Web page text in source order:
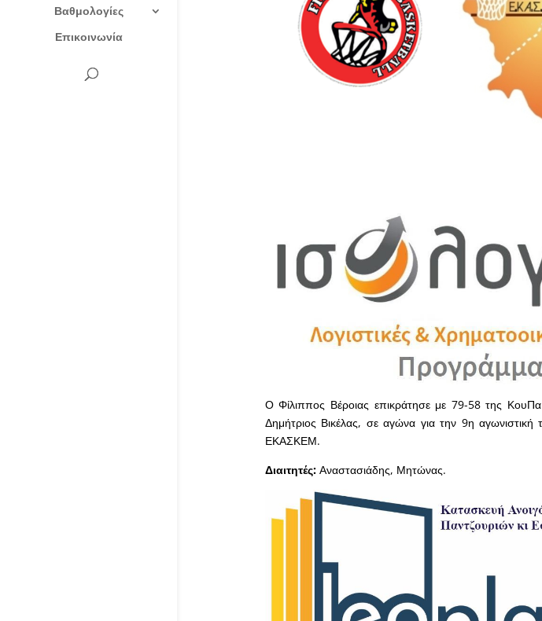
Βαθμολογίες
Επικοινωνία
Ο Φίλιππος Βέροιας επικράτησε με 79-58 της ΚουΠα
Δημήτριος Βικέλας, σε αγώνα για την 9η
ΕΚΑΣΚΕΜ.
Διαιτητές:Αναστασιάδης, Μητώνας.